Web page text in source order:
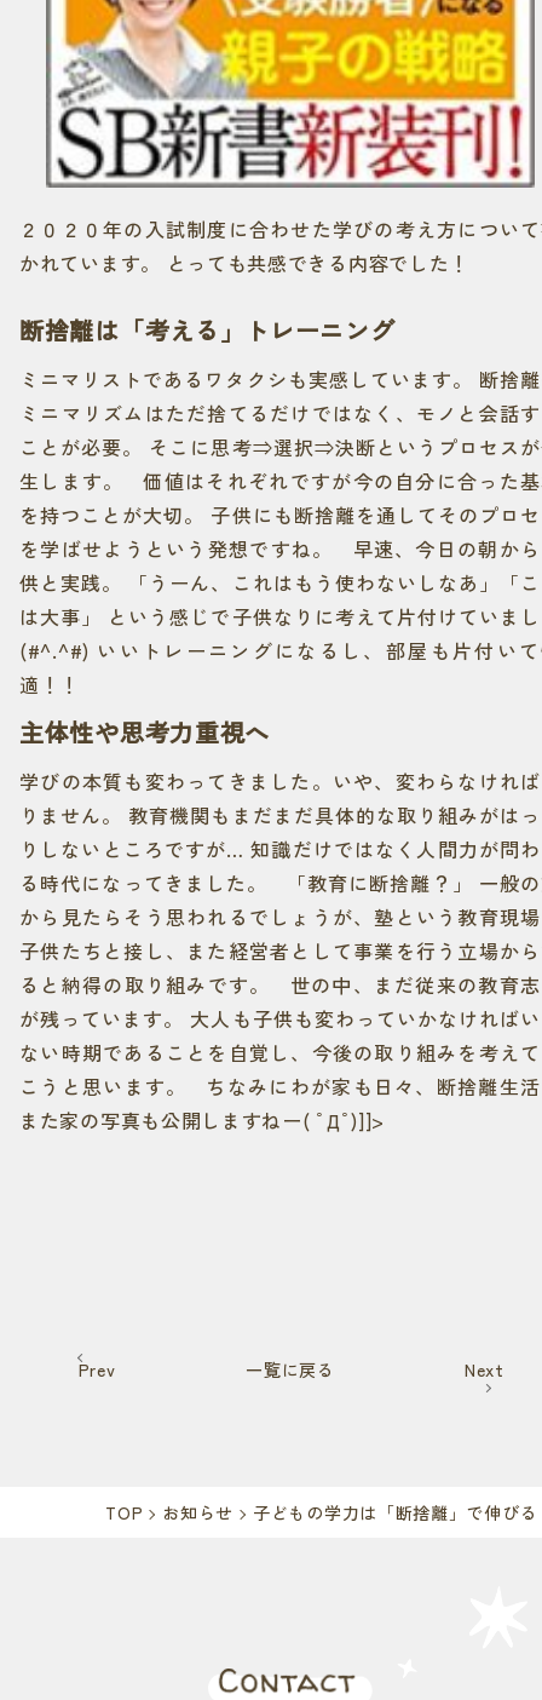
２０２０年の入試制度に合わせた学びの考え方につい
かれています。 とっても共感できる内容でした！
断捨離は「考える」トレーニング
ミニマリストであるワタクシも実感しています。 断捨
ミニマリズムはただ捨てるだけではなく、モノと会話
ことが必要。 そこに思考⇒選択⇒決断というプロセス
生します。 価値はそれぞれですが今の自分に合った
を持つことが大切。 子供にも断捨離を通してそのプロ
を学ばせようという発想ですね。 早速、今日の朝か
供と実践。 「うーん、これはもう使わないしなあ」「
は大事」 という感じで子供なりに考えて片付けていま
(#^.^#) いいトレーニングになるし、部屋も片付い
適！！
主体性や思考力重視へ
学びの本質も変わってきました。いや、変わらなけれ
りません。 教育機関もまだまだ具体的な取り組みがは
りしないところですが… 知識だけではなく人間力が問
る時代になってきました。 「教育に断捨離？」 一般
から見たらそう思われるでしょうが、塾という教育現
子供たちと接し、また経営者として事業を行う立場か
ると納得の取り組みです。 世の中、まだ従来の教育
が残っています。 大人も子供も変わっていかなければ
ない時期であることを自覚し、今後の取り組みを考え
こうと思います。 ちなみにわが家も日々、断捨離生
また家の写真も公開しますねー( ﾟДﾟ)]]>
Prev 一覧に戻る Next
TOP お知らせ 子どもの学力は「断捨離」で伸びる